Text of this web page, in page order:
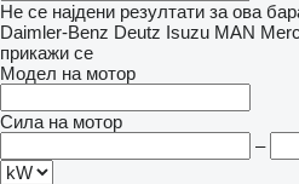
Не се најдени резултати за ова
Daimler-Benz Deutz Isuzu MAN
прикажи се
Модел на мотор
Сила на мотор
–